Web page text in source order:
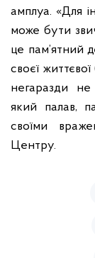
амплуа. «Для
може бути
це пам’ятний
своєї
негаразди не
який палав,
своїми
Центру.